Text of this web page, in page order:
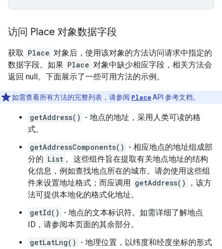
访问 Place 对象数据字段
获取 Place 对象后，使用该对象的方法访问请求中指定的
数据字段。如果 Place 对象中缺少相应字段，相关方法会
返回 null。下面展示了一些可用方法的示例。
如需查看所有方法的完整列表，请参阅 PlaceAPI 参考文档。
getAddress() - 地点的地址，采用人类可读的格
式。
getAddressComponents() - 相应地点的地址组成部
分的 List 。这些组件旨在提取有关地点地址的结构
化信息，例如查找地点所在的城市。请勿使用这些组
件来设置地址格式；而应调用 getAddress()
，该方
法可提供本地化的格式化地址。
getId() - 地点的文本标识符。如需详细了解地点
ID，请参阅本页面的其余部分。
getLatLng() - 地理位置，以纬度和经度坐标的形式